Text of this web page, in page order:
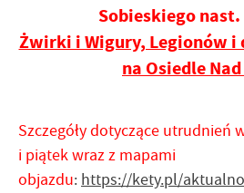
Sobieskiego
Żwirki i Wigury, Legionów i
na Osiedle Nad
Szczegóły dotyczące utrudnień
i piątek wraz z mapami
objazdu: https://kety.pl/